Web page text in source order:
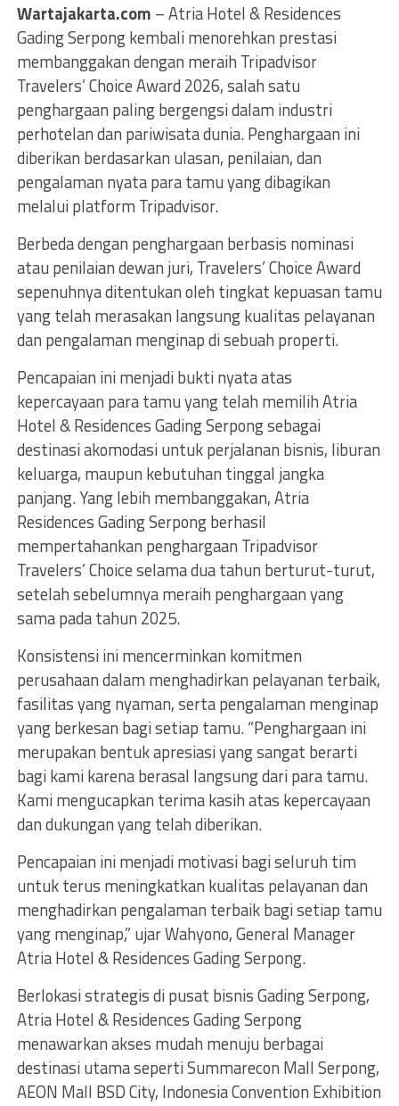
Wartajakarta.com – Atria Hotel & Residences
Gading Serpong kembali menorehkan prestasi
membanggakan dengan meraih Tripadvisor
Travelers’ Choice Award 2026, salah satu
penghargaan paling bergengsi dalam industri
perhotelan dan pariwisata dunia. Penghargaan ini
diberikan berdasarkan ulasan, penilaian, dan
pengalaman nyata para tamu yang dibagikan
melalui platform Tripadvisor.
Berbeda dengan penghargaan berbasis nominasi
atau penilaian dewan juri, Travelers’ Choice Award
sepenuhnya ditentukan oleh tingkat kepuasan tamu
yang telah merasakan langsung kualitas pelayanan
dan pengalaman menginap di sebuah properti.
Pencapaian ini menjadi bukti nyata atas
kepercayaan para tamu yang telah memilih Atria
Hotel & Residences Gading Serpong sebagai
destinasi akomodasi untuk perjalanan bisnis, liburan
keluarga, maupun kebutuhan tinggal jangka
panjang. Yang lebih membanggakan, Atria
Residences Gading Serpong berhasil
mempertahankan penghargaan Tripadvisor
Travelers’ Choice selama dua tahun berturut-turut,
setelah sebelumnya meraih penghargaan yang
sama pada tahun 2025.
Konsistensi ini mencerminkan komitmen
perusahaan dalam menghadirkan pelayanan terbaik,
fasilitas yang nyaman, serta pengalaman menginap
yang berkesan bagi setiap tamu. “Penghargaan ini
merupakan bentuk apresiasi yang sangat berarti
bagi kami karena berasal langsung dari para tamu.
Kami mengucapkan terima kasih atas kepercayaan
dan dukungan yang telah diberikan.
Pencapaian ini menjadi motivasi bagi seluruh tim
untuk terus meningkatkan kualitas pelayanan dan
menghadirkan pengalaman terbaik bagi setiap tamu
yang menginap,” ujar Wahyono, General Manager
Atria Hotel & Residences Gading Serpong.
Berlokasi strategis di pusat bisnis Gading Serpong,
Atria Hotel & Residences Gading Serpong
menawarkan akses mudah menuju berbagai
destinasi utama seperti Summarecon Mall Serpong,
AEON Mall BSD City, Indonesia Convention Exhibition